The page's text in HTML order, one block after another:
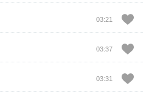
03:21
03:37
03:31